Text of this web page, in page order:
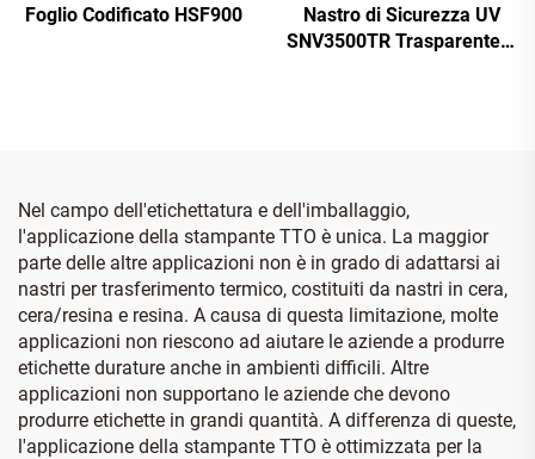
Foglio Codificato HSF900
Nastro di Sicurezza UV
SNV3500TR Trasparente a
Nel campo dell'etichettatura e dell'imballaggio,
l'applicazione della stampante TTO è unica. La maggior
parte delle altre applicazioni non è in grado di adattarsi ai
nastri per trasferimento termico, costituiti da nastri in cera,
cera/resina e resina. A causa di questa limitazione, molte
applicazioni non riescono ad aiutare le aziende a produrre
etichette durature anche in ambienti difficili. Altre
applicazioni non supportano le aziende che devono
produrre etichette in grandi quantità. A differenza di queste,
l'applicazione della stampante TTO è ottimizzata per la